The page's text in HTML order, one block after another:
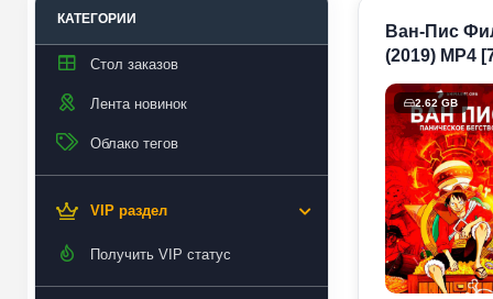
КАТЕГОРИИ
Стол заказов
Лента новинок
Облако тегов
VIP раздел
Получить VIP статус
Ван-Пис
(2019) MP4
2.62 GB